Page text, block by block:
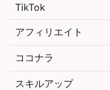
TikTok
アフィリエイト
ココナラ
スキルアップ